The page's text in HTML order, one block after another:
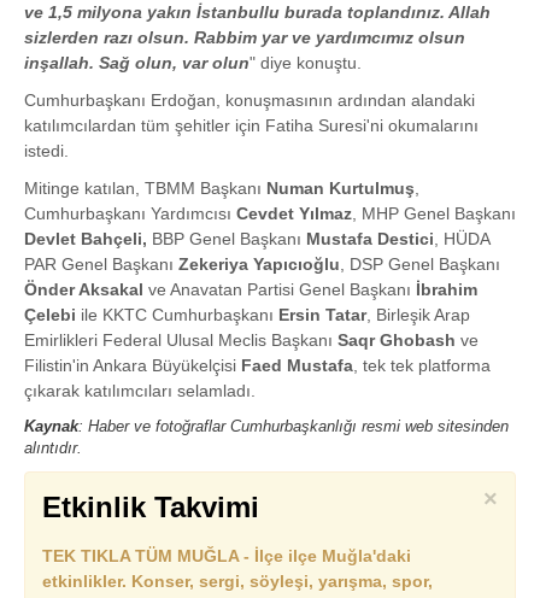
ve 1,5 milyona yakın İstanbullu burada toplandınız. Allah
sizlerden razı olsun. Rabbim yar ve yardımcımız olsun
inşallah. Sağ olun, var olun" diye konuştu.
Cumhurbaşkanı Erdoğan, konuşmasının ardından alandaki
katılımcılardan tüm şehitler için Fatiha Suresi'ni okumalarını
istedi.
Mitinge katılan, TBMM Başkanı Numan Kurtulmuş
Cumhurbaşkanı Yardımcısı Cevdet Yılmaz , MHP Genel Başkanı
Devlet Bahçeli, BBP Genel Başkanı Mustafa Destici , HÜDA
PAR Genel Başkanı Zekeriya Yapıcıoğlu , DSP Genel Başkanı
Önder Aksakal ve Anavatan Partisi Genel Başkanı İbrahim
Çelebi ile KKTC Cumhurbaşkanı Ersin Tatar, Birleşik Arap
Emirlikleri Federal Ulusal Meclis Başkanı Saqr Ghobash ve
Filistin'in Ankara Büyükelçisi Faed Mustafa , tek tek platforma
çıkarak katılımcıları selamladı.
Kaynak: Haber ve fotoğraflar Cumhurbaşkanlığı resmi web sitesinden
alıntıdır.
×
Etkinlik Takvimi
TEK TIKLA TÜM MUĞLA - İlçe ilçe Muğla'daki
etkinlikler. Konser, sergi, söyleşi, yarışma, spor,